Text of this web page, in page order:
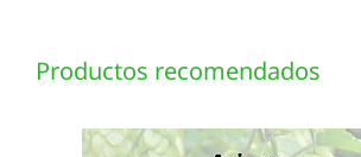
Productos recomendados